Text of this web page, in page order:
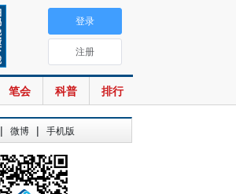
笔会 科普 排行
登录
注册
| 微博 | 手机版